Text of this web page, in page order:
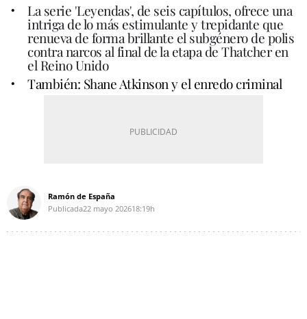
La serie 'Leyendas', de seis capítulos, ofrece una
intriga de lo más estimulante y trepidante que
renueva de forma brillante el subgénero de polis
contra narcos al final de la etapa de Thatcher en
el Reino Unido
También: Shane Atkinson y el enredo criminal
Ramón de España
Publicada22 mayo 202618:19h